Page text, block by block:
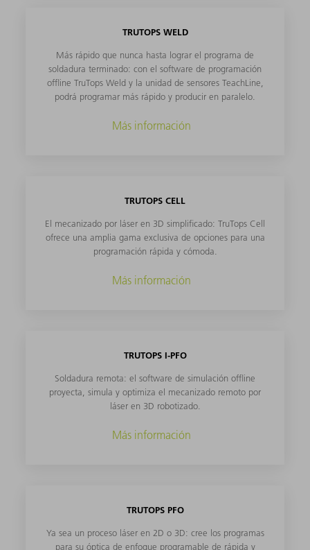
TRUTOPS WELD
Más rápido que nunca hasta lograr el programa de
soldadura terminado: con el software de programación
offline TruTops Weld y la unidad de sensores TeachLine,
podrá programar más rápido y producir en paralelo.
Más información
TRUTOPS CELL
El mecanizado por láser en 3D simplificado: TruTops Cell
ofrece una amplia gama exclusiva de opciones para una
programación rápida y cómoda.
Más información
TRUTOPS I-PFO
Soldadura remota: el software de simulación offline
proyecta, simula y optimiza el mecanizado remoto por
láser en 3D robotizado.
Más información
TRUTOPS PFO
Ya sea un proceso láser en 2D o 3D: cree los programas
para su óptica de enfoque programable de rápida y